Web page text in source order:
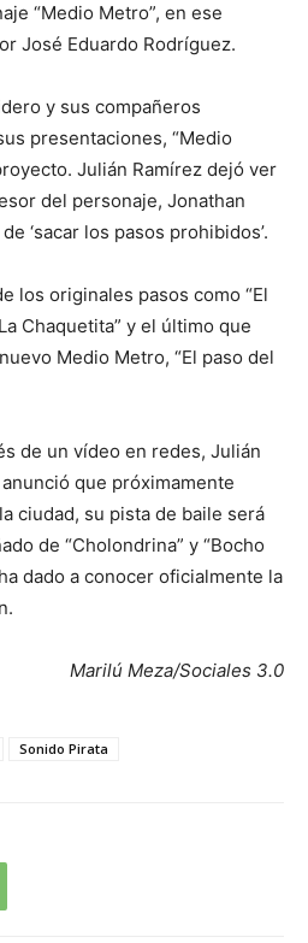
“Medio Metro”, en ese
José Eduardo Rodríguez.
y sus compañeros
presentaciones, “Medio
Julián Ramírez dejó ver
del personaje, Jonathan
‘sacar los pasos prohibidos’.
los originales pasos como “El
Chaquetita” y el último que
Medio Metro, “El paso del
de un vídeo en redes, Julián
que próximamente
ciudad, su pista de baile será
de “Cholondrina” y “Bocho
dado a conocer oficialmente la
Marilú Meza/Sociales 3.0
Sonido Pirata